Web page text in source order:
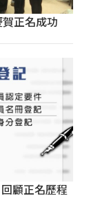
正名成功
顧正名歷程